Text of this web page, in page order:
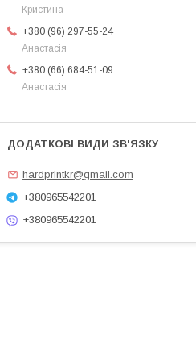
Кристина
+380 (96) 297-55-24
Анастасія
+380 (66) 684-51-09
Анастасія
hardprintkr@gmail.com
+380965542201
+380965542201